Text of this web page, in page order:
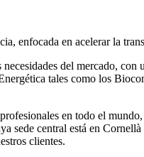
enfocada en acelerar la
del mercado, con
tales como los
en todo el
sede central está en
clientes.